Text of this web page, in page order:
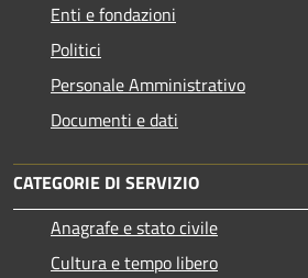
Enti e fondazioni
Politici
Personale Amministrativo
Documenti e dati
CATEGORIE DI SERVIZIO
Anagrafe e stato civile
Cultura e tempo libero